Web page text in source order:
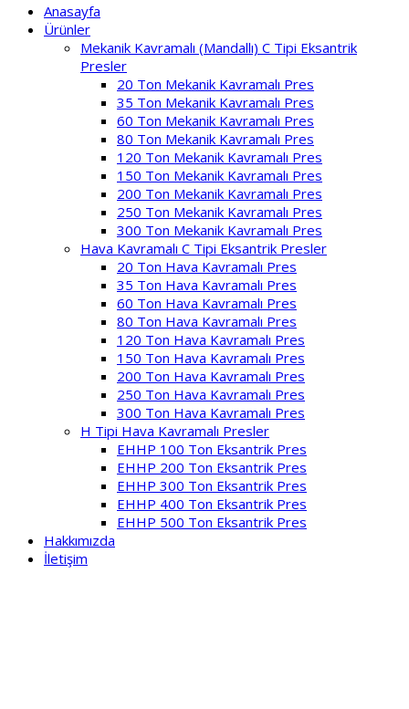
Anasayfa
Ürünler
Mekanik Kavramalı (Mandallı) C Tipi Eksantrik
Presler
20 Ton Mekanik Kavramalı Pres
35 Ton Mekanik Kavramalı Pres
60 Ton Mekanik Kavramalı Pres
80 Ton Mekanik Kavramalı Pres
120 Ton Mekanik Kavramalı Pres
150 Ton Mekanik Kavramalı Pres
200 Ton Mekanik Kavramalı Pres
250 Ton Mekanik Kavramalı Pres
300 Ton Mekanik Kavramalı Pres
Hava Kavramalı C Tipi Eksantrik Presler
20 Ton Hava Kavramalı Pres
35 Ton Hava Kavramalı Pres
60 Ton Hava Kavramalı Pres
80 Ton Hava Kavramalı Pres
120 Ton Hava Kavramalı Pres
150 Ton Hava Kavramalı Pres
200 Ton Hava Kavramalı Pres
250 Ton Hava Kavramalı Pres
300 Ton Hava Kavramalı Pres
H Tipi Hava Kavramalı Presler
EHHP 100 Ton Eksantrik Pres
EHHP 200 Ton Eksantrik Pres
EHHP 300 Ton Eksantrik Pres
EHHP 400 Ton Eksantrik Pres
EHHP 500 Ton Eksantrik Pres
Hakkımızda
İletişim